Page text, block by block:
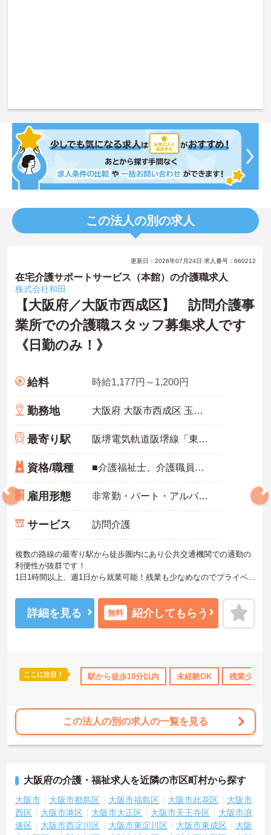
この法人の別の求人
休･介護休暇取得実績あり 交通費支給
更新日：2026年07月24日 求人番号：660212
在宅介護サポートサービス（本館）の介護職求人
株式会社和田
【大阪府／大阪市西成区】 訪問介護事
業所での介護職スタッフ募集求人です
《日勤のみ！》
給料 時給1,177円～1,200円
勤務地 大阪府 大阪市西成区 玉出中２－１－２５
最寄り駅 阪堺電気軌道阪堺線「東玉出駅」徒歩3分
資格/職種 ■介護福祉士、介護職員実務者研修、介護職員初任者研修、ホームヘルパー1級ホームヘルパー2級いずれかの資格をお持ちの方
雇用形態 非常勤・パート・アルバイト
サービス 訪問介護
複数の路線の最寄り駅から徒歩圏内にあり公共交通機関での通勤の
利便性が抜群です！
1日1時間以上、週1日から就業可能！残業も少なめなのでプライベー
ご興味ある方には、面接のポイントなど、さらに詳細をお話致しま
すのでお気軽にご相談ください。
詳細を見る 無料 紹介してもらう
ここに注目！ 駅から徒歩10分以内 未経験OK 残業少なめ
この法人の別の求人の一覧を見る
大阪府の介護・福祉求人を近隣の市区町村から探す
大阪市 大阪市都島区 大阪市福島区 大阪市此花区
大阪市
西区
大阪市港区 大阪市大正区 大阪市天王寺区
大阪市浪
速区
大阪市西淀川区 大阪市東淀川区 大阪市東成区
大阪